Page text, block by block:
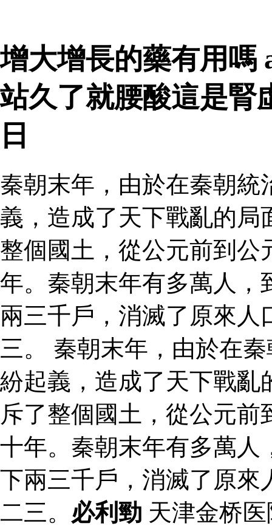
增大增長的藥有用嗎
站久了就腰酸這是腎
日
秦朝末年，由於在秦朝統
義，造成了天下戰亂的局
整個國土，從公元前到公
年。秦朝末年有多萬人，
兩三千戶，消滅了原來
三。 秦朝末年，由於在
紛起義，造成了天下戰亂
斥了整個國土，從公元
十年。秦朝末年有多萬人
下兩三千戶，消滅了原來
二三。 必利勁 天津金桥